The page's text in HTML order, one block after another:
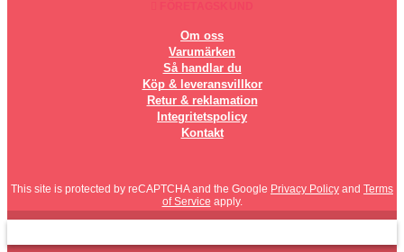
Om oss
Varumärken
Så handlar du
Köp & leveransvillkor
Retur & reklamation
Integritetspolicy
Kontakt
This site is protected by reCAPTCHA and the Google Privacy Policy and Terms
of Service apply.